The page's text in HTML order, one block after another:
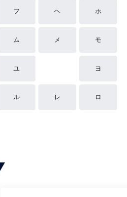
フ ヘ ホ
ム メ モ
ユ ヨ
ル レ ロ